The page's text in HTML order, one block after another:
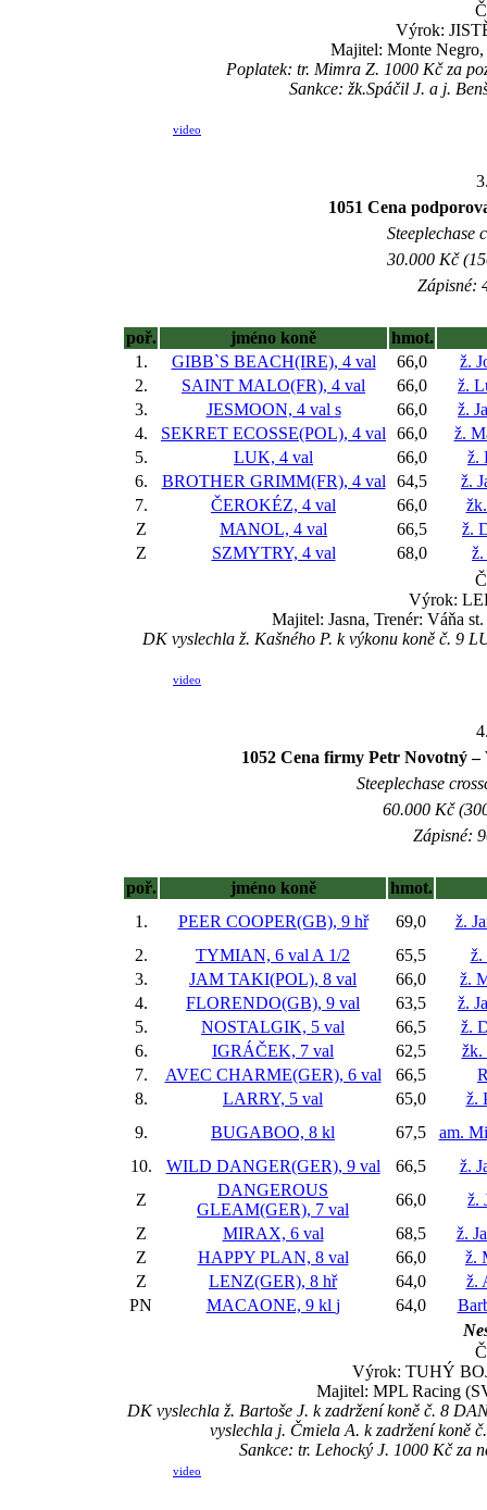
Výrok:
Majitel: Monte
Poplatek: tr. Mimra Z. 1000 Kč za
Sankce: žk.Spáčil J. a j.
video
1051 Cena
Steeplechase
30.000 Kč
Zápisné:
poř. jméno koně
hmot.
1.
GIBB`S BEACH(IRE), 4 val 66,0
ž.
2.
SAINT MALO(FR), 4 val 66,0
ž.
3.
JESMOON, 4 val s 66,0
ž.
4.
SEKRET ECOSSE(POL), 4 val 66,0
ž.
5.
LUK, 4 val 66,0
ž.
6.
BROTHER GRIMM(FR), 4 val 64,5
ž.
7.
ČEROKÉZ, 4 val 66,0
Z
MANOL, 4 val 66,5
ž.
Z
SZMYTRY, 4 val 68,0
ž.
Výrok:
Majitel: Jasna, Trenér: Váňa
DK vyslechla ž. Kašného P. k výkonu koně č. 9
video
1052 Cena firmy Petr Novotný
Steeplechase
60.000 Kč
Zápisné:
poř. jméno koně
hmot.
1.
PEER COOPER(GB), 9 hř 69,0
ž.
2.
TYMIAN, 6 val A 1/2 65,5
ž.
3.
JAM TAKI(POL), 8 val 66,0
ž.
4.
FLORENDO(GB), 9 val 63,5
ž.
5.
NOSTALGIK, 5 val 66,5
ž.
6.
IGRÁČEK, 7 val 62,5
žk.
7.
AVEC CHARME(GER), 6 val 66,5
8.
LARRY, 5 val 65,0
ž.
9.
BUGABOO, 8 kl 67,5
am.
10.
WILD DANGER(GER), 9 val 66,5
ž.
Z
DANGEROUS
GLEAM(GER), 7 val
66,0
ž.
Z
MIRAX, 6 val 68,5
ž.
Z
HAPPY PLAN, 8 val 66,0
ž.
Z
LENZ(GER), 8 hř 64,0
ž.
PN
MACAONE, 9 kl j 64,0
Výrok: TUHÝ
Majitel: MPL Racing
DK vyslechla ž. Bartoše J. k zadržení koně č. 8
vyslechla j. Čmiela A. k zadržení koně
Sankce: tr. Lehocký J. 1000 Kč za
video